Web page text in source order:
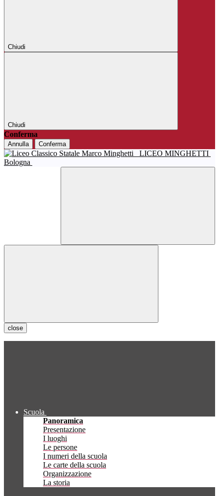
Chiudi
Chiudi
Conferma
Annulla Conferma
LICEO MINGHETTI
Bologna
close
Scuola
Panoramica
Presentazione
I luoghi
Le persone
I numeri della scuola
Le carte della scuola
Organizzazione
La storia